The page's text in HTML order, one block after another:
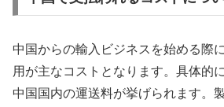
中国からの輸入ビジネスを始める際
用が主なコストとなります。具体的
中国国内の運送料が挙げられます。